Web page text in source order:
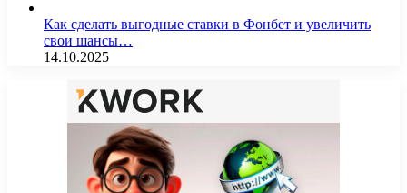
Как сделать выгодные ставки в Фонбет и увеличить
свои шансы…
14.10.2025